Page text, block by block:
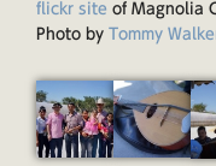
flickr site of Magnolia
Photo by
Tommy